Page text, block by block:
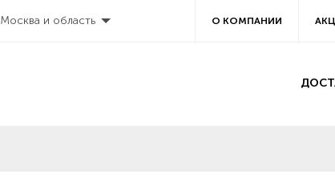
Москва и область О КОМПАНИИ